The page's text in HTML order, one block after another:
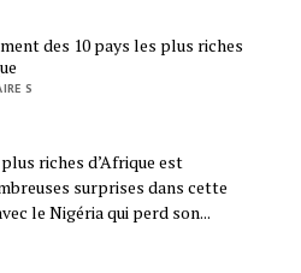
des 10 pays les plus riches
S
riches d’Afrique est
surprises dans cette
le Nigéria qui perd son...